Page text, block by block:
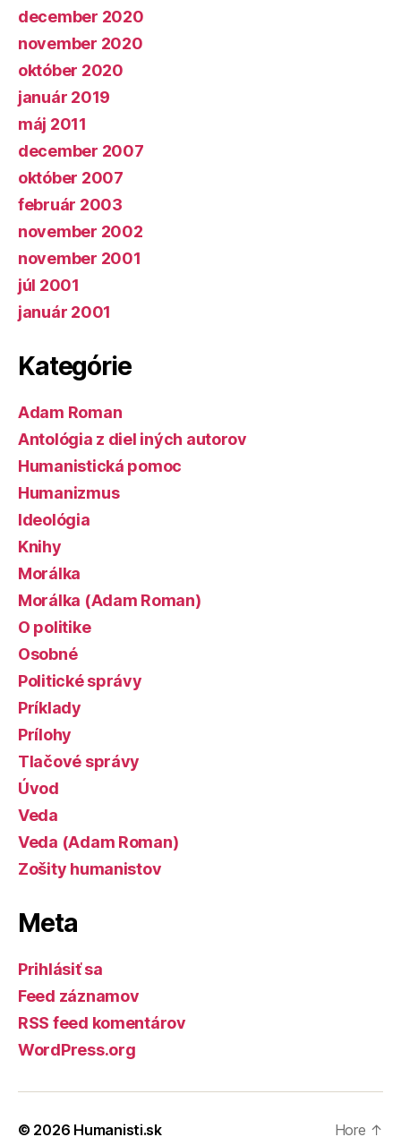
december 2020
november 2020
október 2020
január 2019
máj 2011
december 2007
október 2007
február 2003
november 2002
november 2001
júl 2001
január 2001
Kategórie
Adam Roman
Antológia z diel iných autorov
Humanistická pomoc
Humanizmus
Ideológia
Knihy
Morálka
Morálka (Adam Roman)
O politike
Osobné
Politické správy
Príklady
Prílohy
Tlačové správy
Úvod
Veda
Veda (Adam Roman)
Zošity humanistov
Meta
Prihlásiť sa
Feed záznamov
RSS feed komentárov
WordPress.org
© 2026 Humanisti.sk Hore ↑